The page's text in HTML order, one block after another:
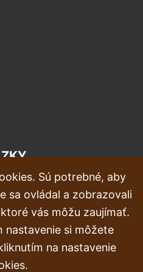
peňazí
Sú potrebné, aby
sa ovládal a zobrazovali
vás môžu zaujímať.
nastavenie si môžete
na nastavenie